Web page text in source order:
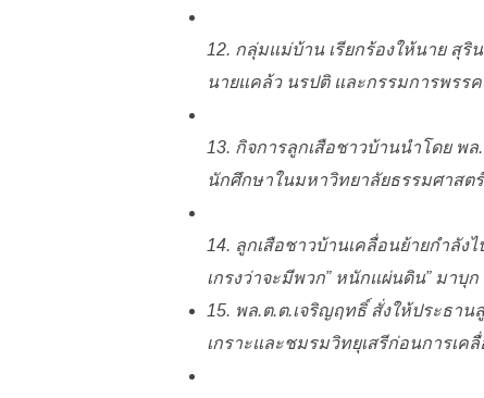
12. กลุ่มแม่บ้าน เรียกร้องให้นาย สุ
นายแคล้ว นรปติ และกรรมการพร
13. กิจการลูกเสือชาวบ้านนำโดย พ
นักศึกษาในมหาวิทยาลัยธรรมศาสต
14. ลูกเสือชาวบ้านเคลื่อนย้ายกำลัง
เกรงว่าจะมีพวก”หนักแผ่นดิน” มาบุก
15. พล.ต.ต.เจริญฤทธิ์ สั่งให้ประธา
เกราะและชมรมวิทยุเสรีก่อนการเค